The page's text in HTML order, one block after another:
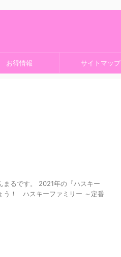
お得情報 サイトマップ
まるです。 2021年の『ハスキー
う！ ハスキーファミリー ～定番